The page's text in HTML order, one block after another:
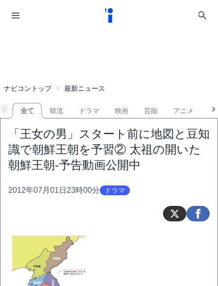
ナビコントップ 最新ニュース
全て 韓流 ドラマ 映画 芸能 アニメ
「王女の男」スタート前に地図と豆知
識で朝鮮王朝を予習② 太祖の開いた
朝鮮王朝-予告動画公開中
2012年07月01日23時00分 ドラマ